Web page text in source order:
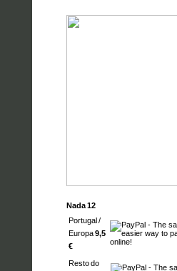
Nada 12
Portugal /
Europa9,5
€
Resto do